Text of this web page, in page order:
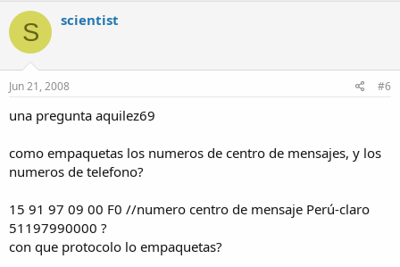
S scientist
Jun 21, 2008 #6
una pregunta aquilez69
como empaquetas los numeros de centro de mensajes, y los
numeros de telefono?
15 91 97 09 00 F0 //numero centro de mensaje Perú-claro
51197990000 ?
con que protocolo lo empaquetas?